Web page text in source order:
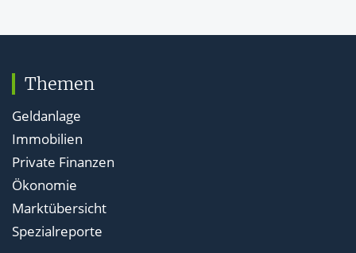
Themen
Geldanlage
Immobilien
Private Finanzen
Ökonomie
Marktübersicht
Spezialreporte